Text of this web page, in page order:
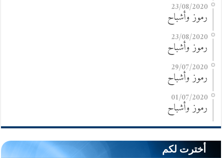
23/08/2020
رموز وأشباح
23/08/2020
رموز وأشباح
29/07/2020
رموز وأشباح
01/07/2020
رموز وأشباح
أخترت لكم